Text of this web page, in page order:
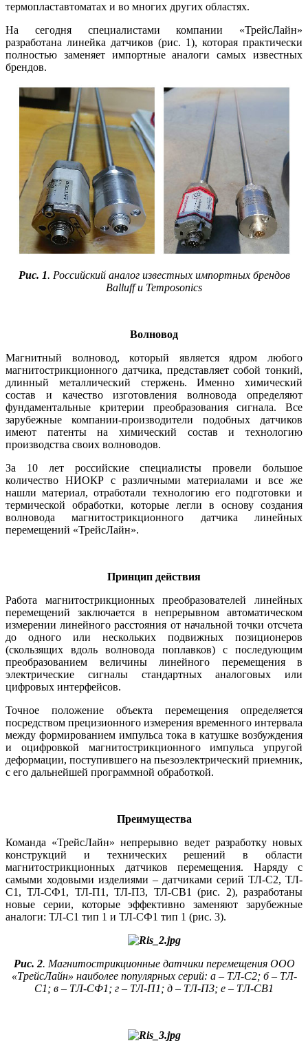
термопластавтоматах и во многих других областях.
На сегодня специалистами компании «ТрейсЛайн»
разработана линейка датчиков (рис. 1), которая практически
полностью заменяет импортные аналоги самых известных
брендов.
Рис. 1. Российский аналог известных импортных брендов
Balluff и Temposonics
Волновод
Магнитный волновод, который является ядром любого
магнитострикционного датчика, представляет собой тонкий,
длинный металлический стержень. Именно химический
состав и качество изготовления волновода определяют
фундаментальные критерии преобразования сигнала. Все
зарубежные компании-производители подобных датчиков
имеют патенты на химический состав и технологию
производства своих волноводов.
За 10 лет российские специалисты провели большое
количество ­НИОКР с различными материалами и все же
нашли материал, отработали технологию его подготовки и
термической обработки, которые легли в основу создания
волновода магнитострикционного датчика линейных
перемещений «ТрейсЛайн».
Принцип действия
Работа магнитострикционных преобразователей линейных
перемещений заключается в непрерывном автоматическом
измерении линейного расстояния от начальной точки отсчета
до одного или нескольких подвижных позиционеров
(скользящих вдоль волновода поплавков) с последующим
преобразованием величины линейного перемещения в
электрические сигналы стандартных аналоговых или
цифровых интерфейсов.
Точное положение объекта перемещения определяется
посредством прецизионного измерения временного интервала
между формированием импульса то­ка в катушке возбуждения
и оцифровкой магнитострикционного импульса упругой
деформации, поступившего на пьезоэлектрический приемник,
с его дальнейшей программной обработкой.
Преимущества
Команда «ТрейсЛайн» непрерывно ведет разработку новых
конструкций и технических решений в области
магнитострикционных датчиков перемещения. Наряду с
самыми ходовыми изделиями – датчиками серий ТЛ-С2, ТЛ-
С1, ТЛ-СФ1, ТЛ-П1, ТЛ-П3, ТЛ-СВ1 (рис. 2), разработаны
новые серии, которые эффективно заменяют зарубежные
аналоги: ТЛ-С1 тип 1 и ТЛ-СФ1 тип 1 (рис. 3).
Рис. 2. Магнитострикционные датчики перемещения ООО
«ТрейсЛайн» наиболее популярных серий: а – ТЛ-С2; б – ТЛ-
С1; в – ТЛ-СФ1; г – ТЛ-П1; д – ТЛ-П3; е – ТЛ-СВ1